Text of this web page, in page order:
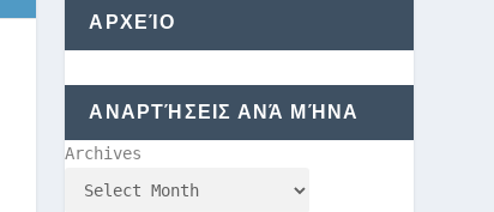
ΑΡΧΕΊΟ
ΑΝΑΡΤΉΣΕΙΣ ΑΝΆ ΜΉΝΑ
Archives